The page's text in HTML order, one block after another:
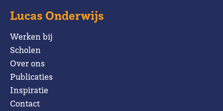
Lucas Onderwijs
Werken bij
Scholen
Over ons
Publicaties
Inspiratie
Contact